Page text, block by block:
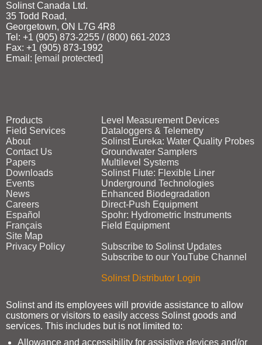
Solinst Canada Ltd.
35 Todd Road,
Georgetown, ON L7G 4R8
Tel: +1 (905) 873‑2255 / (800) 661‑2023
Fax: +1 (905) 873‑1992
Email: [email protected]
Products
Field Services
About
Contact Us
Papers
Downloads
Events
News
Careers
Español
Français
Site Map
Privacy Policy
Level Measurement Devices
Dataloggers & Telemetry
Solinst Eureka: Water Quality Probes
Groundwater Samplers
Multilevel Systems
Solinst Flute: Flexible Liner
Underground Technologies
Enhanced Biodegradation
Direct‑Push Equipment
Spohr: Hydrometric Instruments
Field Equipment
Subscribe to Solinst Updates
Subscribe to our YouTube Channel
Solinst Distributor Login
Solinst and its employees will provide assistance to allow
customers or visitors to easily access Solinst goods and
services. This includes but is not limited to:
Allowance and accessibility for assistive devices and/or